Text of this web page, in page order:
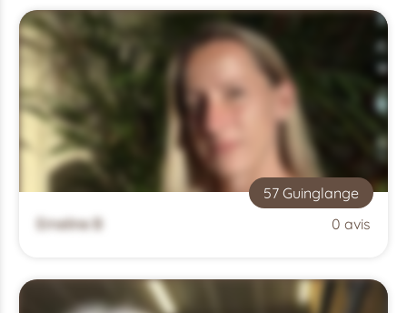
57 Guinglange
Emeline B
0 avis